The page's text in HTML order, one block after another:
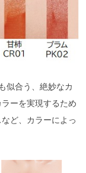
似合う、絶妙なカ
ーを実現するため
ど、カラーによっ